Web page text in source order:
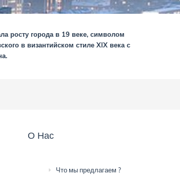
росту города в 19 веке, символом
в византийском стиле XIX века с
О Нас
Что мы предлагаем ?